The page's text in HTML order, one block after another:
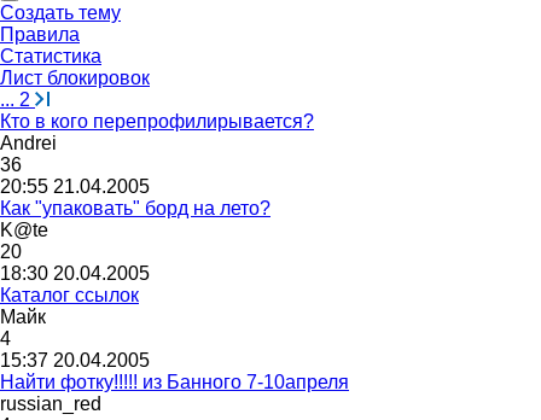
Создать тему
Правила
Статистика
Лист блокировок
... 2
Кто в кого перепрофилирывается?
Andrеi
36
20:55 21.04.2005
Как "упаковать" борд на лето?
K@te
20
18:30 20.04.2005
Каталог ссылок
Майк
4
15:37 20.04.2005
Найти фотку!!!!! из Банного 7-10апреля
russian_red